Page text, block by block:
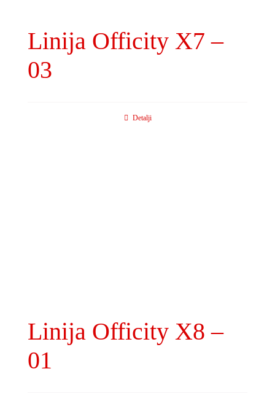
Linija Officity X7 –
03
Detalji
Linija Officity X8 –
01